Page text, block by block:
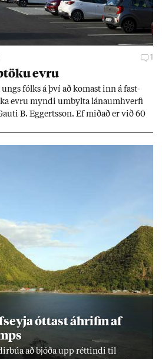
1
evru
fólks á því að kom­ast inn á fast­
evru myndi um­bylta lánaum­hverfi
B. Eggerts­son. Ef mið­að er við 60
ótt­ast áhrif­in af
að bjóða upp rétt­indi til